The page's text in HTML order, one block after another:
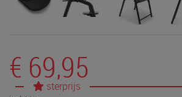
€ 69,95
sterprijs